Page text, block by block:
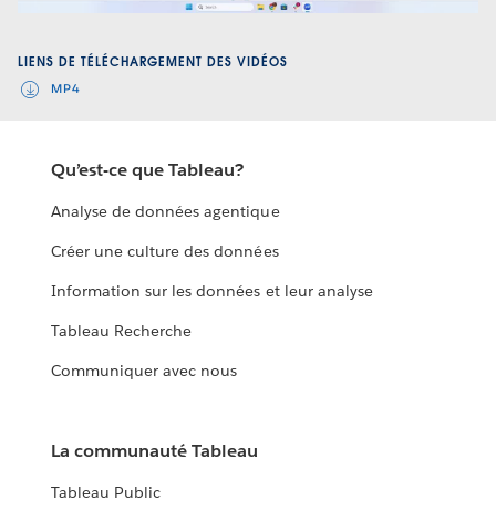
Video
LIENS DE TÉLÉCHARGEMENT DES VIDÉOS
MP4
Qu’est-ce que Tableau?
Analyse de données agentique
Créer une culture des données
Information sur les données et leur analyse
Tableau Recherche
Communiquer avec nous
La communauté Tableau
Tableau Public